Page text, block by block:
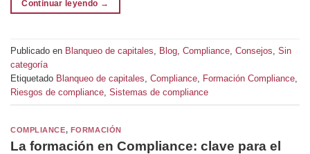
Continuar leyendo →
Publicado en Blanqueo de capitales Blog Compliance Consejos Sin
categoría
Etiquetado Blanqueo de capitales Compliance Formación Compliance
Riesgos de compliance Sistemas de compliance
COMPLIANCE, FORMACIÓN
La formación en Compliance: clave para el